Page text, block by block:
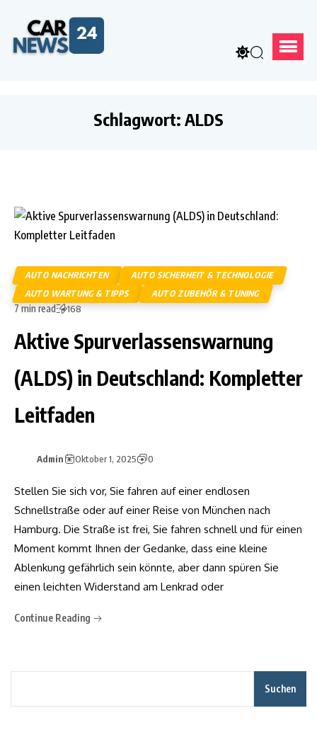
Schlagwort: ALDS
AUTO NACHRICHTEN
AUTO SICHERHEIT & TECHNOLOGIE
AUTO WARTUNG & TIPPS
AUTO ZUBEHÖR & TUNING
7 min read 168
Aktive Spurverlassenswarnung
(ALDS) in Deutschland: Kompletter
Leitfaden
Admin Oktober 1, 2025 0
Stellen Sie sich vor, Sie fahren auf einer endlosen
Schnellstraße oder auf einer Reise von München nach
Hamburg. Die Straße ist frei, Sie fahren schnell und für einen
Moment kommt Ihnen der Gedanke, dass eine kleine
Ablenkung gefährlich sein könnte, aber dann spüren Sie
einen leichten Widerstand am Lenkrad oder
Continue Reading
Suchen